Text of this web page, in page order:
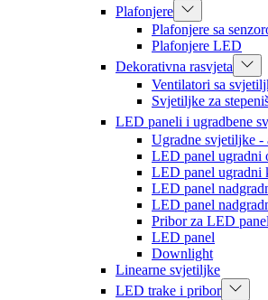
Plafonjere
Plafonjere sa
Plafonjere LED
Dekorativna rasvjeta
Ventilatori sa
Svjetiljke za
LED paneli i ugradbene
Ugradne svjetiljke -
LED panel ugradni
LED panel ugradni
LED panel
LED panel
Pribor za LED
LED panel
Downlight
Linearne svjetiljke
LED trake i pribor